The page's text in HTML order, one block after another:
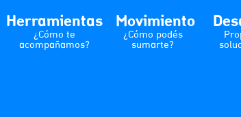
Herramientas
¿Cómo te
acompañamos?
Movimiento
¿Cómo podés
sumarte?